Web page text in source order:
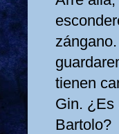
tienen
Gin. ¿Es
Bartolo?